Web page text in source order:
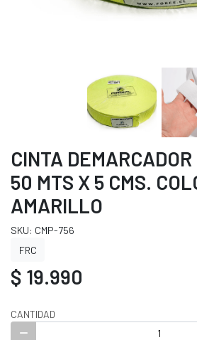
CINTA
50 MTS X 5 CMS.
AMARILLO
SKU: CMP-756
FRC
$ 19.990
CANTIDAD